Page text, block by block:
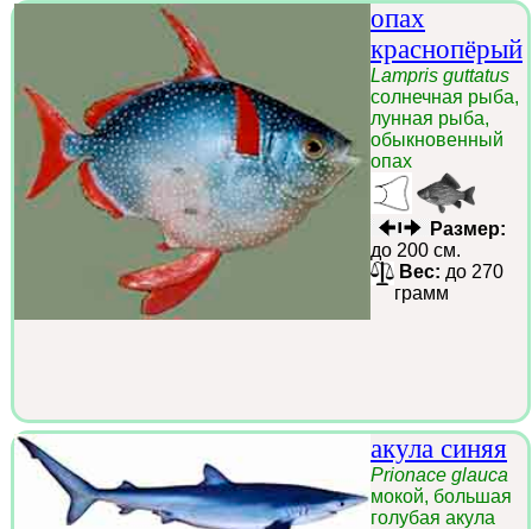
опах
краснопёрый
Lampris guttatus
солнечная рыба,
лунная рыба,
обыкновенный
опах
Размер:
до 200 см.
Вес: до 270
грамм
акула синяя
Prionace glauca
мокой, большая
голубая акула